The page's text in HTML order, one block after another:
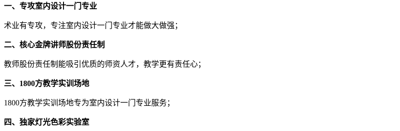
一、专攻室内设计一门专业
术业有专攻，专注室内设计一门专业才能做大做强；
二、核心金牌讲师股份责任制
教师股份责任制能吸引优质的师资人才，教学更有责任心；
三、1800方教学实训场地
1800方教学实训场地专为室内设计一门专业服务；
四、独家灯光色彩实验室